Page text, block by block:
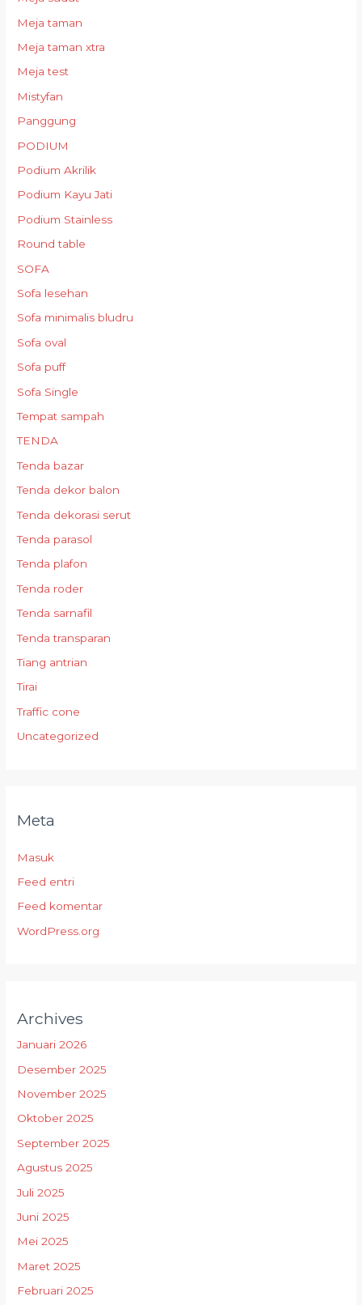
Meja taman
Meja taman xtra
Meja test
Mistyfan
Panggung
PODIUM
Podium Akrilik
Podium Kayu Jati
Podium Stainless
Round table
SOFA
Sofa lesehan
Sofa minimalis bludru
Sofa oval
Sofa puff
Sofa Single
Tempat sampah
TENDA
Tenda bazar
Tenda dekor balon
Tenda dekorasi serut
Tenda parasol
Tenda plafon
Tenda roder
Tenda sarnafil
Tenda transparan
Tiang antrian
Tirai
Traffic cone
Uncategorized
Meta
Masuk
Feed entri
Feed komentar
WordPress.org
Archives
Januari 2026
Desember 2025
November 2025
Oktober 2025
September 2025
Agustus 2025
Juli 2025
Juni 2025
Mei 2025
Maret 2025
Februari 2025